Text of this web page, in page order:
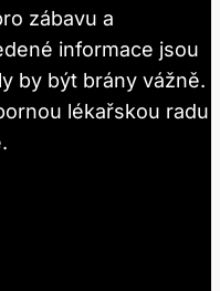
zábavu a
informace jsou
by být brány vážně.
lékařskou radu